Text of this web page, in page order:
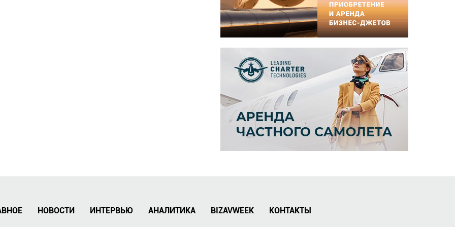
НОВОСТИ ИНТЕРВЬЮ АНАЛИТИКА BIZAVWEEK КОНТАКТЫ